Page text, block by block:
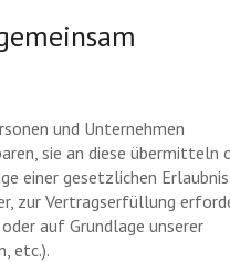
und Unternehmen
sie an diese übermitteln
einer gesetzlichen Erlaubnis
zur Vertragserfüllung
auf Grundlage unserer
etc.).